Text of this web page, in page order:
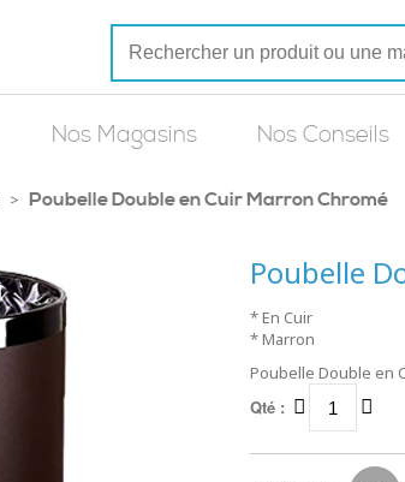
Nos Magasins Nos Conseils
> Poubelle Double en Cuir Marron Chromé
Poubelle
* En Cuir
* Marron
Poubelle Double en
Qté :